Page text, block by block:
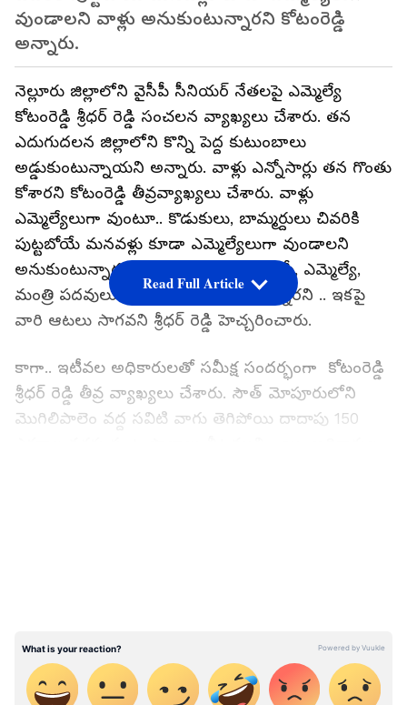
వుండాలని వాళ్లు అనుకుంటున్నారని కోటంరెడ్డి
అన్నారు.
నెల్లూరు జిల్లాలోని వైసీపీ సీనియర్ నేతలపై ఎమ్మెల్యే
కోటంరెడ్డి శ్రీధర్ రెడ్డి సంచలన వ్యాఖ్యలు చేశారు. తన
ఎదుగుదలన జిల్లాలోని కొన్ని పెద్ద కుటుంబాలు
అడ్డుకుంటున్నాయని అన్నారు. వాళ్లు ఎన్నోసార్లు తన గొంతు
కోశారని కోటంరెడ్డి తీవ్రవ్యాఖ్యలు చేశారు. వాళ్లు
ఎమ్మెల్యేలుగా వుంటూ.. కొడుకులు, బామ్మర్దులు చివరికి
పుట్టబోయే మనవళ్లు కూడా ఎమ్మెల్యేలుగా వుండాలని
అనుకుంటున్నారని కోటంరెడ్డి అన్నారు. ఎంపీ, ఎమ్మెల్యే,
మంత్రి పదవులు తమకే కావాలని అంటున్నారని .. ఇకపై
వారి ఆటలు సాగవని శ్రీధర్ రెడ్డి హెచ్చరించారు.
కాగా.. ఇటీవల అధికారులతో సమీక్ష సందర్భంగా కోటంరెడ్డి
శ్రీధర్ రెడ్డి తీవ్ర వ్యాఖ్యలు చేశారు. సౌత్ మోపూరులోని
మొగిలిపాలెం వద్ద సవిటి వాగు తెగిపోయి దాదాపు 150
కోటంరెడ్డి అధికారులపై మండిపడ్డారు. పొట్టేపాలెం వద్ద ఫ్లై
ఓవర్ నిర్మాణానికి సంబంధించి ఒక్క అడుగు కూడా
ముందుకు పడలేదని.. దీనిపై అధికారుల్ని అడిగితే సరిగ్గా
Read Full Article